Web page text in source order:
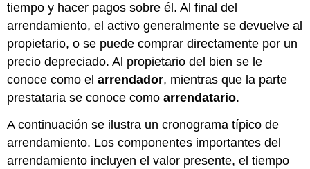
tiempo y hacer pagos sobre él. Al final del
arrendamiento, el activo generalmente se devuelve al
propietario, o se puede comprar directamente por un
precio depreciado. Al propietario del bien se le
conoce como elarrendador, mientras que la parte
prestataria se conoce comoarrendatario.
A continuación se ilustra un cronograma típico de
arrendamiento. Los componentes importantes del
arrendamiento incluyen el valor presente, el tiempo